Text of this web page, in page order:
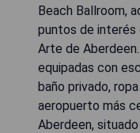
Beach Ballroom,
puntos de interés
Arte de
equipadas con
baño privado,
aeropuerto más
Aberdeen,